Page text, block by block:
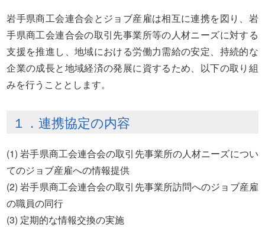
岩手県商工会連合会とジョブ産雇は相互に連携を図り、岩
手県商工会連合会の取引先事業所等の人材ニーズに対する
支援を推進し、地域における労働力需給の安定、持続的な
企業の成長と地域経済の発展に資するため、以下の取り組
みを行うこととします。
１．連携協定の内容
(1) 岩手県商工会連合会の取引先事業所の人材ニーズについ
てのジョブ産雇への情報提供
(2) 岩手県商工会連合会の取引先事業所訪問へのジョブ産雇
の職員の同行
(3) 定期的な情報交換の実施